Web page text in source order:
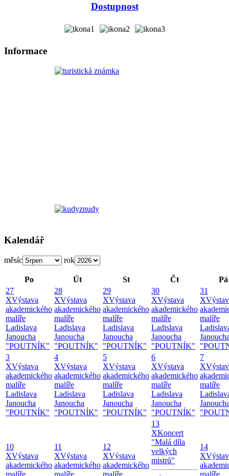
Dostupnost
Informace
Kalendář
měsíc rok
Po Út St Čt
Pá
27
XVýstava
akademického
malíře
Ladislava
Janoucha
"POUTNÍK"
28
XVýstava
akademického
malíře
Ladislava
Janoucha
"POUTNÍK"
29
XVýstava
akademického
malíře
Ladislava
Janoucha
"POUTNÍK"
30
XVýstava
akademického
malíře
Ladislava
Janoucha
"POUTNÍK"
31
X
malíře
3
XVýstava
akademického
malíře
Ladislava
Janoucha
"POUTNÍK"
4
XVýstava
akademického
malíře
Ladislava
Janoucha
"POUTNÍK"
5
XVýstava
akademického
malíře
Ladislava
Janoucha
"POUTNÍK"
6
XVýstava
akademického
malíře
Ladislava
Janoucha
"POUTNÍK"
7
X
malíře
10
XVýstava
akademického
malíře
11
XVýstava
akademického
malíře
12
XVýstava
akademického
malíře
13
XKoncert
"Malá díla
velkých
mistrů"
14
X
malíře